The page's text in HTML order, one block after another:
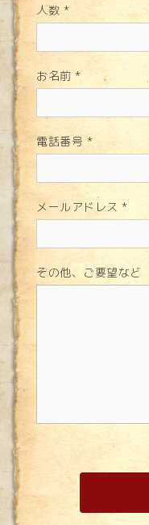
人数 *
お名前*
電話番号 *
メールアドレス*
その他、ご要望など